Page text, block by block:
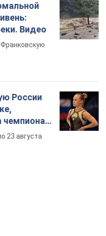
Видео
России
чемпионат
23 августа